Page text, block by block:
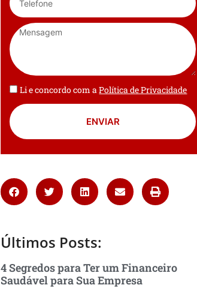
Li e concordo com aPolítica de Privacidade
ENVIAR
Últimos Posts:
4 Segredos para Ter um Financeiro
Saudável para Sua Empresa